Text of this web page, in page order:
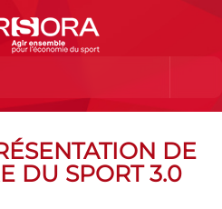
Sport 3.0
DE
DU SPORT 3.0